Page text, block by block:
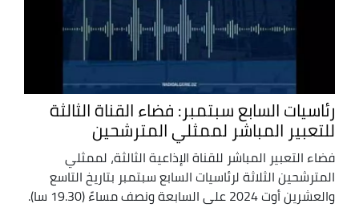
رئاسيات السابع سبتمبر: فضاء القناة الثالثة
للتعبير المباشر لممثلي المترشحين
فضاء التعبير المباشر للقناة الإذاعية الثالثة، لممثلي
المترشحين الثلاثة لرئاسيات السابع سبتمبر بتاريخ التاسع
والعشرين أوت 2024 على السابعة ونصف مساءً (19.30 سا).